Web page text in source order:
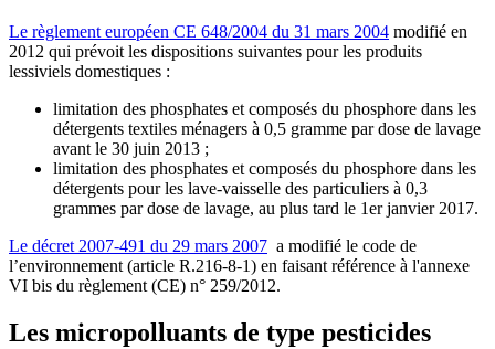
Le règlement européen CE 648/2004 du 31 mars 2004 modifié en
2012 qui prévoit les dispositions suivantes pour les produits
lessiviels domestiques :
limitation des phosphates et composés du phosphore dans les
détergents textiles ménagers à 0,5 gramme par dose de lavage
avant le 30 juin 2013 ;
limitation des phosphates et composés du phosphore dans les
détergents pour les lave-vaisselle des particuliers à 0,3
grammes par dose de lavage, au plus tard le 1er janvier 2017.
Le décret 2007-491 du 29 mars 2007 a modifié le code de
l’environnement (article R.216-8-1) en faisant référence à l'annexe
VI bis du règlement (CE) n° 259/2012.
Les micropolluants de type pesticides